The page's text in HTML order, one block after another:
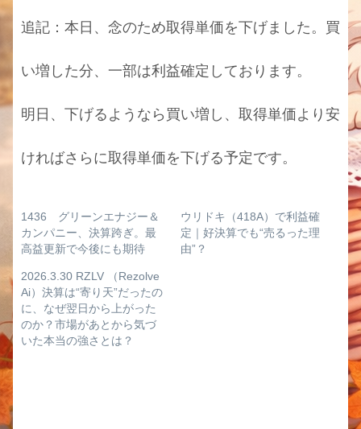
追記：本日、念のため取得単価を下げました。買
い増した分、一部は利益確定しております。
明日、下げるようなら買い増し、取得単価より安
ければさらに取得単価を下げる予定です。
1436 グリーンエナジー＆
カンパニー、決算跨ぎ。最
高益更新で今後にも期待
ウリドキ（418A）で利益確
定｜好決算でも“売るった理
由”？
2026.3.30 RZLV （Rezolve
Ai）決算は“寄り天”だったの
に、なぜ翌日から上がった
のか？市場があとから気づ
いた本当の強さとは？